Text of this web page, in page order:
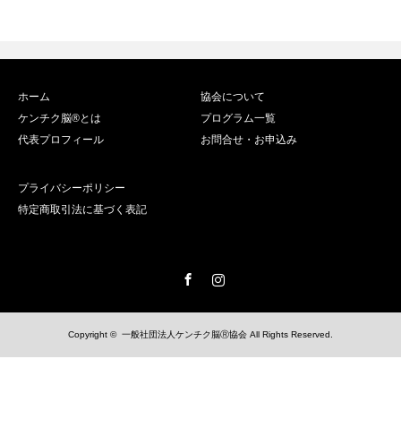
ホーム
協会について
ケンチク脳®️とは
プログラム一覧
代表プロフィール
お問合せ・お申込み
プライバシーポリシー
特定商取引法に基づく表記
Copyright © 一般社団法人ケンチク脳Ⓡ協会 All Rights Reserved.